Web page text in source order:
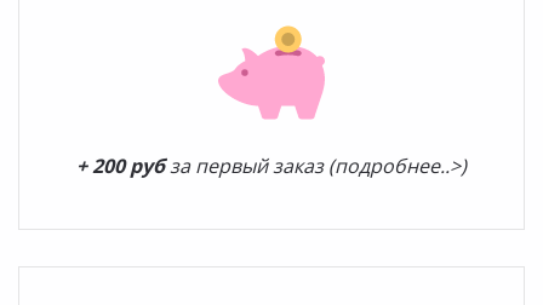
+ 200 рубза первый заказ (подробнее..>)